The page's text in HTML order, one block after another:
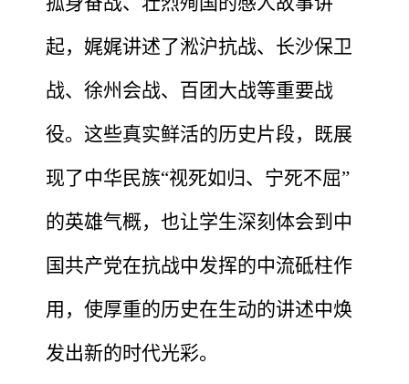
起，娓娓讲述了淞沪抗战、长沙保卫
战、徐州会战、百团大战等重要战
役。这些真实鲜活的历史片段，既展
现了中华民族“视死如归、宁死不屈”
的英雄气概，也让学生深刻体会到中
国共产党在抗战中发挥的中流砥柱作
用，使厚重的历史在生动的讲述中焕
发出新的时代光彩。